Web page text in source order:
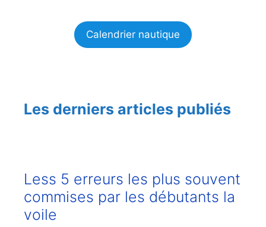
Calendrier nautique
Les derniers articles publiés
Less 5 erreurs les plus souvent
commises par les débutants la
voile